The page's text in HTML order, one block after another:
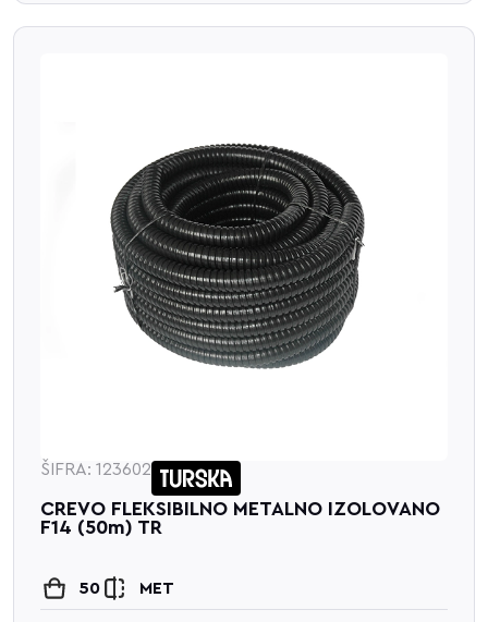
ŠIFRA: 123602
CREVO FLEKSIBILNO METALNO IZOLOVANO
F14 (50m) TR
50 MET